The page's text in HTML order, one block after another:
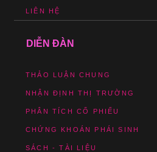
LIÊN HỆ
DIỄN ĐÀN
THẢO LUẬN CHUNG
NHẬN ĐỊNH THỊ TRƯỜNG
PHÂN TÍCH CỔ PHIẾU
CHỨNG KHOÁN PHÁI SINH
SÁCH - TÀI LIỆU